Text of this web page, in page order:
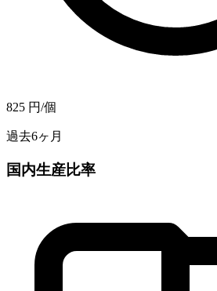
825 円/個
過去6ヶ月
国内生産比率